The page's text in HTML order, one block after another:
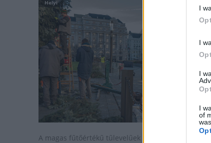
I
I
I
I
of
Helyi
A magas fűtőértékű tűlevelűek aprítást követően, a